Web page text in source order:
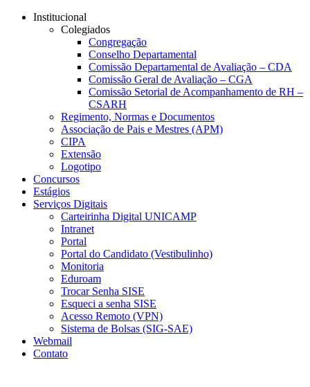
Conteúdo principal
Institucional
Colegiados
Congregação
Conselho Departamental
Comissão Departamental de Avaliação – CDA
Comissão Geral de Avaliação – CGA
Comissão Setorial de Acompanhamento de RH –
CSARH
Regimento, Normas e Documentos
Associação de Pais e Mestres (APM)
CIPA
Extensão
Logotipo
Concursos
Estágios
Serviços Digitais
Carteirinha Digital UNICAMP
Intranet
Portal
Portal do Candidato (Vestibulinho)
Monitoria
Eduroam
Trocar Senha SISE
Esqueci a senha SISE
Acesso Remoto (VPN)
Sistema de Bolsas (SIG-SAE)
Webmail
Contato